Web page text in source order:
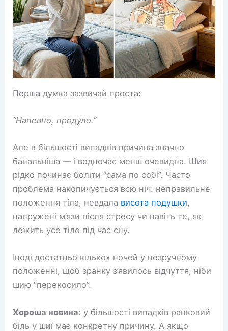
Перша думка зазвичай проста:
“Напевно, продуло.”
Але в більшості випадків причина значно
банальніша — і водночас менш очевидна. Шия
рідко починає боліти “сама по собі”. Часто
проблема накопичується всю ніч: неправильне
положення тіла, невдала висота подушки,
напружені м’язи після стресу чи навіть те, як
лежить усе тіло під час сну.
Іноді достатньо кількох ночей у незручному
положенні, щоб зранку з’явилось відчуття, ніби
шию “перекосило”.
Хороша новина: у більшості випадків ранковий
біль у шиї має конкретну причину. А якщо